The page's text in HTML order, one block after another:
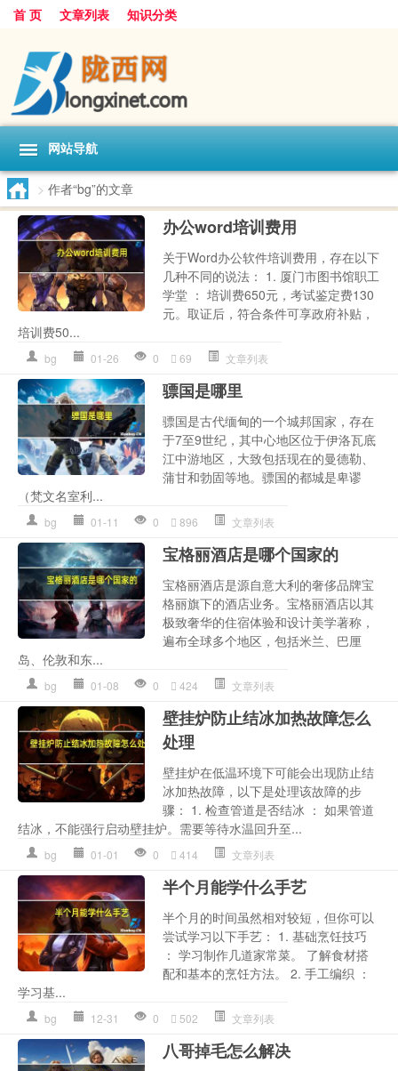
首 页 文章列表 知识分类
网站导航
> 作者“bg”的文章
办公word培训费用
关于Word办公软件培训费用，存在以下
几种不同的说法： 1. 厦门市图书馆职工
学堂 ： 培训费650元，考试鉴定费130
元。取证后，符合条件可享政府补贴，
培训费50...
bg 01-26 0 69 文章列表
骠国是哪里
骠国是古代缅甸的一个城邦国家，存在
于7至9世纪，其中心地区位于伊洛瓦底
江中游地区，大致包括现在的曼德勒、
蒲甘和勃固等地。骠国的都城是卑谬
（梵文名室利...
bg 01-11 0 896 文章列表
宝格丽酒店是哪个国家的
宝格丽酒店是源自意大利的奢侈品牌宝
格丽旗下的酒店业务。宝格丽酒店以其
极致奢华的住宿体验和设计美学著称，
遍布全球多个地区，包括米兰、巴厘
岛、伦敦和东...
bg 01-08 0 424 文章列表
壁挂炉防止结冰加热故障怎么
处理
壁挂炉在低温环境下可能会出现防止结
冰加热故障，以下是处理该故障的步
骤： 1. 检查管道是否结冰 ： 如果管道
结冰，不能强行启动壁挂炉。需要等待水温回升至...
bg 01-01 0 414 文章列表
半个月能学什么手艺
半个月的时间虽然相对较短，但你可以
尝试学习以下手艺： 1. 基础烹饪技巧
： 学习制作几道家常菜。 了解食材搭
配和基本的烹饪方法。 2. 手工编织 ：
学习基...
bg 12-31 0 502 文章列表
八哥掉毛怎么解决